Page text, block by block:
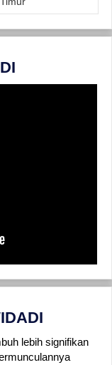
lebih signifikan